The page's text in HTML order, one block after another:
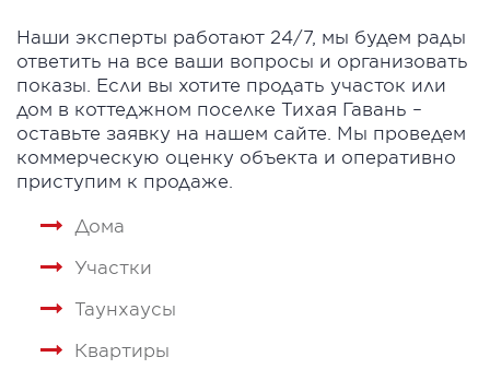
Наши эксперты работают 24/7, мы будем рады
ответить на все ваши вопросы и организовать
показы. Если вы хотите продать участок или
дом в коттеджном поселке Тихая Гавань –
оставьте заявку на нашем сайте. Мы проведем
коммерческую оценку объекта и оперативно
приступим к продаже.
Дома
Участки
Таунхаусы
Квартиры